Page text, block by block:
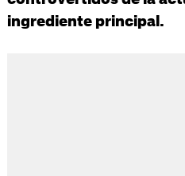
ingrediente principal.